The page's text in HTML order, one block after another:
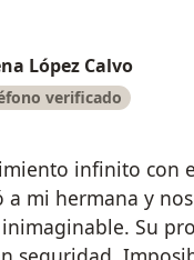
López Calvo
verificado
infinito con
a mi hermana y
Su